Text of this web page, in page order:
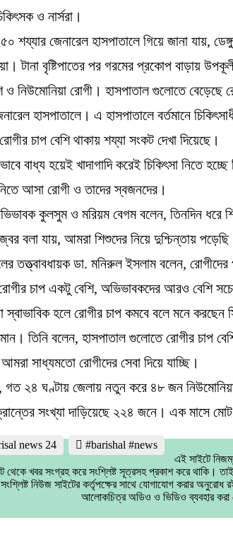
ও নার্সরা।
শয্যার জেনারেল হাসপাতালে গিয়ে জানা যায়,
টানা বৃষ্টিপাতের পর গরমের প্রকোপ বাড়ায়
ও নিউমোনিয়া রোগী। হাসপাতাল গুলোতে বেড়েছে
হাসপাতালে। এ হাসপাতালে বর্তমানে
চাপ বেশি থাকায় শয্যা সংকট দেখা দিয়েছে।
বাধ্য হয়েই খাদাগাদি করেই চিকিৎসা নিতে
নিতে আসা রোগী ও তাদের স্বজনদের।
কুলসুম ও মরিয়ম বেগম বলেন, তিনদিন ধরে
বলা যায়, আমরা শিশুদের নিয়ে দুশ্চিন্তায়
তত্ত্বাবধায়ক ডা. মনিরুল ইসলাম বলেন,
চাপ একটু বেশি, অভিভাবকদের আরও বেশি
স্বাভাবিক হলে রোগীর চাপ কমবে বলে মনে করছেন
তিনি বলেন, হাসপাতাল গুলোতে রোগীর চাপ
সাধ্যমতো রোগীদের সেবা দিয়ে যাচ্ছি।
২৪ ঘণ্টায় জেলায় নতুন করে ৪৮ জন
সংখ্যা দাড়িয়েছে ২২৪ জনে। এক মাসে
news 24
#barishal #news
এই সাইটে
থেকে খবর সংগ্রহ করে সংশ্লিষ্ট সূত্রসহ প্রকাশ করে থাকি।
নিউজ সাইটের কর্তৃপক্ষের সাথে যোগাযোগ করার অনুরোধ
আলোকচিত্র অডিও ও ভিডিও ব্যবহার করা